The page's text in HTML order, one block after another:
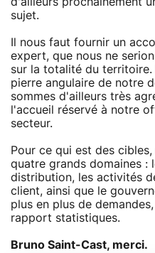
sujet.
Il nous faut fournir un
expert, que nous ne
sur la totalité du
pierre angulaire de notre
sommes d'ailleurs très
l'accueil réservé à notre
secteur.
Pour ce qui est des
quatre grands domaines :
distribution, les activités
client, ainsi que le
plus en plus de
rapport statistiques.
Bruno Saint-Cast, merci.